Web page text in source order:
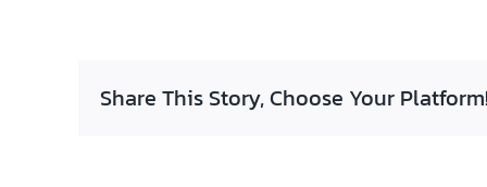
Share This Story, Choose Your